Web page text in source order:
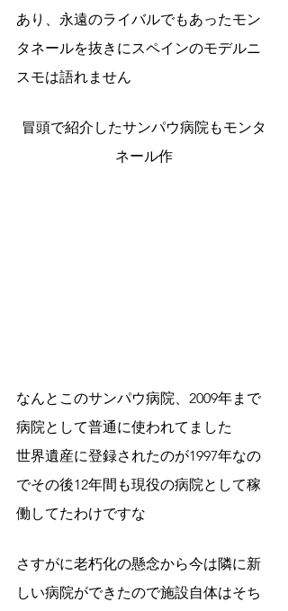
あり、永遠のライバルでもあったモン
タネールを抜きにスペインのモデルニ
スモは語れません
冒頭で紹介したサンパウ病院もモンタ
ネール作
なんとこのサンパウ病院、2009年まで
病院として普通に使われてました
世界遺産に登録されたのが1997年なの
でその後12年間も現役の病院として稼
働してたわけですな
さすがに老朽化の懸念から今は隣に新
しい病院ができたので施設自体はそち